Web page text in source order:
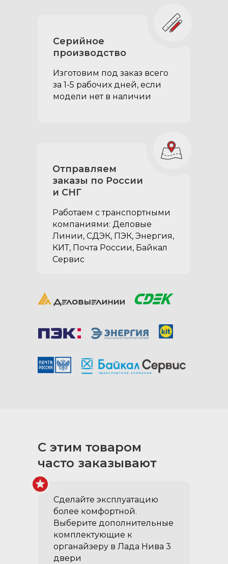
Отправляем
заказы по России
и СНГ
Серийное
производство
Работаем с транспортными
компаниями: Деловые
Линии, СДЭК, ПЭК, Энергия,
КИТ, Почта России, Байкал
Сервис
Изготовим под заказ всего
за 1-5 рабочих дней, если
модели нет в наличии
доставки в ваш
регион
С этим товаром
часто заказывают
Сделайте эксплуатацию
более комфортной.
Выберите дополнительные
комплектующие к
органайзеру в Лада Нива 3
двери